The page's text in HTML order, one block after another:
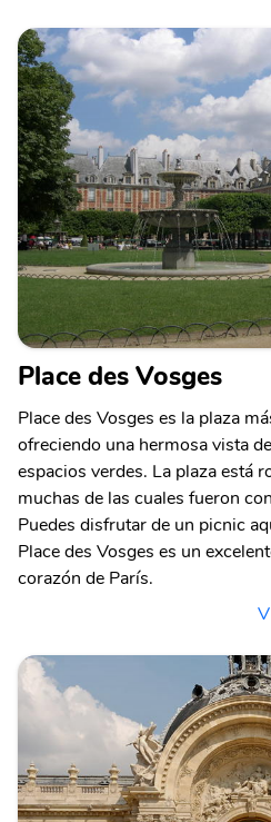
Place des Vosges
Place des Vosges es la plaza
ofreciendo una hermosa vista
espacios verdes. La plaza está
muchas de las cuales fueron
Puedes disfrutar de un picnic
Place des Vosges es un
corazón de París.